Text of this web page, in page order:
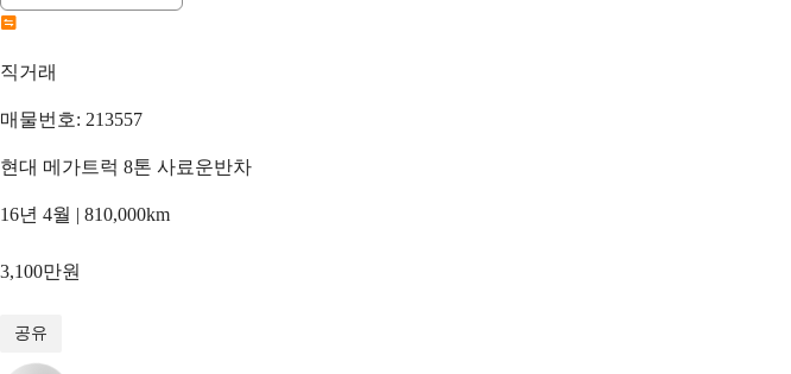
직거래
매물번호: 213557
현대 메가트럭 8톤 사료운반차
16년 4월 | 810,000km
3,100만원
공유
/13